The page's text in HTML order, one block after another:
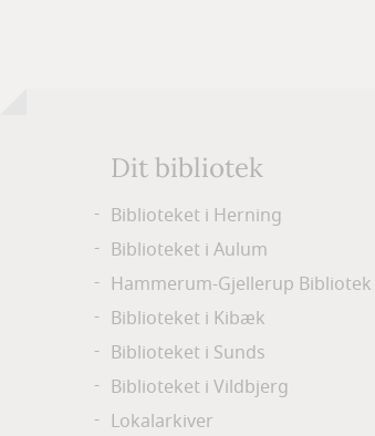
Dit bibliotek
Biblioteket i Herning
Biblioteket i Aulum
Hammerum-Gjellerup Bibliotek
Biblioteket i Kibæk
Biblioteket i Sunds
Biblioteket i Vildbjerg
Lokalarkiver